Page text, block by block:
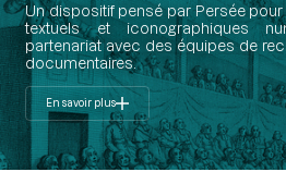
Un dispositif pensé par Persée
textuels et iconographiques
partenariat avec des équipes de
documentaires.
En savoir plus